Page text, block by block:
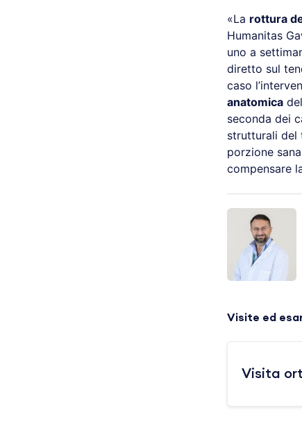
«La rottura
Humanitas
uno a
diretto sul
caso
anatomica
seconda dei
strutturali del
porzione
compensare
Visite ed
Visita